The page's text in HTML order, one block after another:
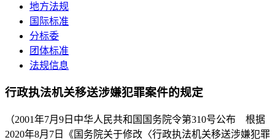
地方法规
国际标准
分标委
团体标准
法规信息
行政执法机关移送涉嫌犯罪案件的规定
（2001年7月9日中华人民共和国国务院令第310号公布 根据
2020年8月7日《国务院关于修改〈行政执法机关移送涉嫌犯罪